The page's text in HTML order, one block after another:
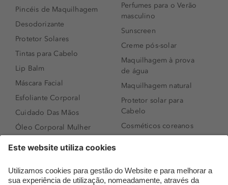
Pincéis de Maquilhagem
Desodorizante
Protetor Solares
Tintas para Cabelo
Lip Balm
Máscara Facial
Esfoliante Corporal
Cuidado Das Mãos
Óleo Corporal Mulher
Sérum de Rosto
Perfumes para o Verão
masculino
Sunscreen
Creme pós-solar
Maquilhagem à prova
de água
Maquilhagem natural
Protetor solar para
Cabelo
Cosméticos coreanos
Perfumes árabes
Novidades